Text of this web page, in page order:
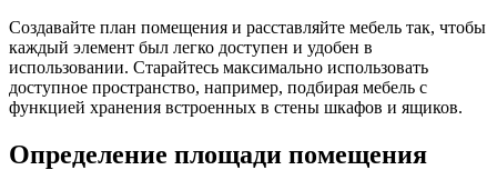
Создавайте план помещения и расставляйте мебель так, чтобы
каждый элемент был легко доступен и удобен в
использовании. Старайтесь максимально использовать
доступное пространство, например, подбирая мебель с
функцией хранения встроенных в стены шкафов и ящиков.
Определение площади помещения